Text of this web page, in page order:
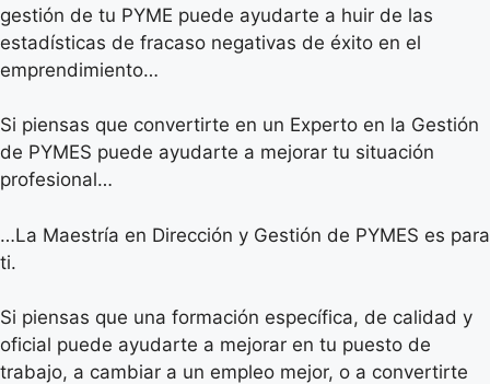
gestión de tu PYME puede ayudarte a huir de las
estadísticas de fracaso negativas de éxito en el
emprendimiento…
Si piensas que convertirte en un Experto en la Gestión
de PYMES puede ayudarte a mejorar tu situación
profesional…
…La Maestría en Dirección y Gestión de PYMES es para
ti.
Si piensas que una formación específica, de calidad y
oficial puede ayudarte a mejorar en tu puesto de
trabajo, a cambiar a un empleo mejor, o a convertirte